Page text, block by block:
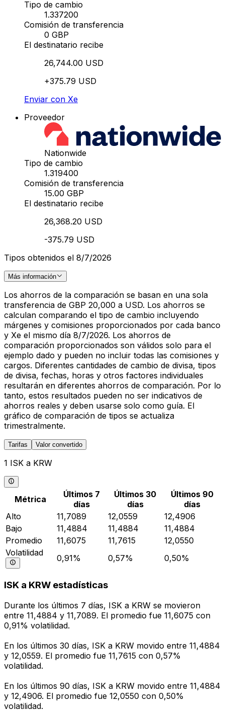
Tipo de cambio
1.337200
Comisión de transferencia
0 GBP
El destinatario recibe
26,744.00 USD
+375.79 USD
Enviar con Xe
Proveedor
Nationwide
Tipo de cambio
1.319400
Comisión de transferencia
15.00 GBP
El destinatario recibe
26,368.20 USD
-375.79 USD
Tipos obtenidos el 8/7/2026
Más información
Los ahorros de la comparación se basan en una sola
transferencia de GBP 20,000 a USD. Los ahorros se
calculan comparando el tipo de cambio incluyendo
márgenes y comisiones proporcionados por cada banco
y Xe el mismo día 8/7/2026. Los ahorros de
comparación proporcionados son válidos solo para el
ejemplo dado y pueden no incluir todas las comisiones y
cargos. Diferentes cantidades de cambio de divisa, tipos
de divisa, fechas, horas y otros factores individuales
resultarán en diferentes ahorros de comparación. Por lo
tanto, estos resultados pueden no ser indicativos de
ahorros reales y deben usarse solo como guía. El
gráfico de comparación de tipos se actualiza
trimestralmente.
Tarifas Valor convertido
1 ISK a KRW
Métrica
Últimos 7
días
Últimos 30
días
Últimos 90
días
Alto
11,7089 12,0559
12,4906
Bajo
11,4884 11,4884
11,4884
Promedio
11,6075 11,7615
12,0550
Volatilidad
0,91% 0,57% 0,50%
ISK a KRW estadísticas
Durante los últimos 7 días, ISK a KRW se movieron
entre 11,4884 y 11,7089. El promedio fue 11,6075 con
0,91% volatilidad.
En los últimos 30 días, ISK a KRW movido entre 11,4884
y 12,0559. El promedio fue 11,7615 con 0,57%
volatilidad.
En los últimos 90 días, ISK a KRW movido entre 11,4884
y 12,4906. El promedio fue 12,0550 con 0,50%
volatilidad.